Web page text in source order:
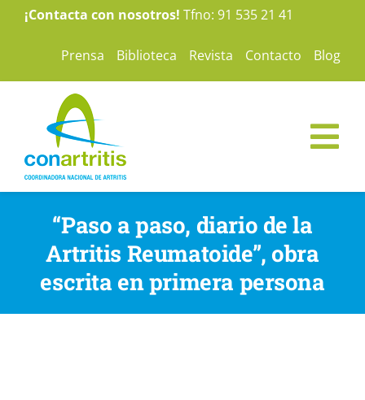
Saltar¡Contacta con nosotros! Tfno: 91 535 21 41
Prensa Biblioteca Revista Contacto Blog
La Artritis
“Paso a paso, diario de la
Artritis Reumatoide”, obra
escrita en primera persona